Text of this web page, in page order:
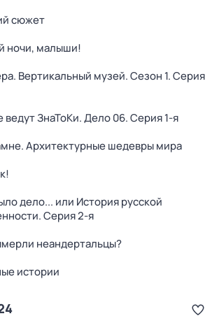
сюжет
ночи, малыши!
Вертикальный музей. Сезон 1. Серия
ведут ЗнаТоКи. Дело 06. Серия 1-я
Архитектурные шедевры мира
дело... или История русской
. Серия 2-я
неандертальцы?
истории